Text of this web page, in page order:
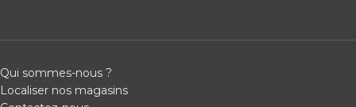
Qui sommes-nous ?
Localiser nos magasins